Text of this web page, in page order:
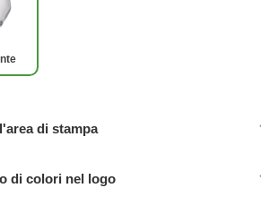
di stampa
di colori nel logo